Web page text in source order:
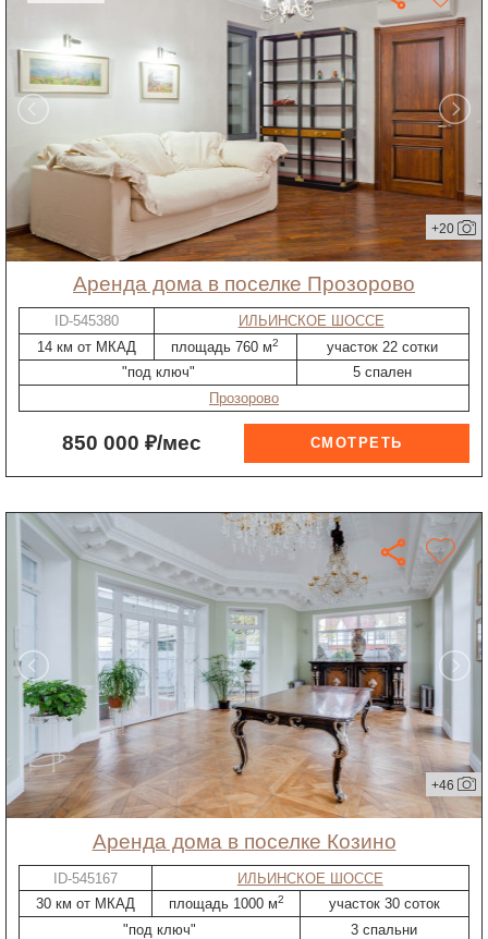
+20
Аренда дома в поселке Прозорово
ID-545380
ИЛЬИНСКОЕ ШОССЕ
14 км от МКАД
площадь 760 м2
участок 22 сотки
"под ключ"
5 спален
Прозорово
850 000 ₽/мес
+46
Аренда дома в поселке Козино
ID-545167
ИЛЬИНСКОЕ ШОССЕ
30 км от МКАД
площадь 1000 м2
участок 30 соток
"под ключ"
3 спальни